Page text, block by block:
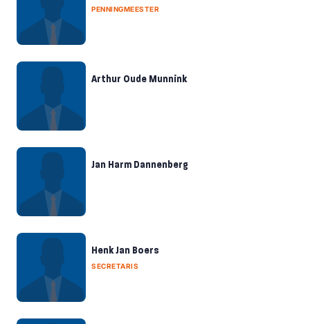
PENNINGMEESTER
Arthur Oude Munnink
Jan Harm Dannenberg
Henk Jan Boers
SECRETARIS